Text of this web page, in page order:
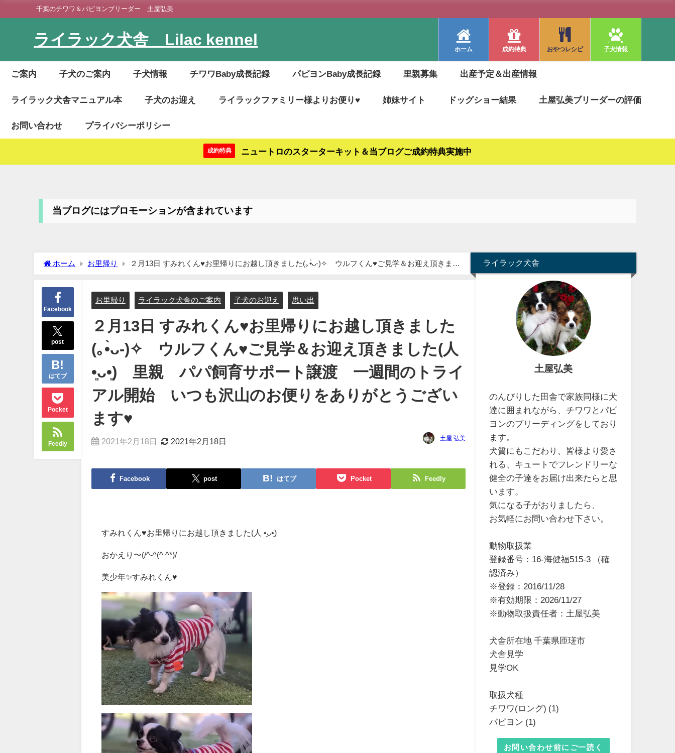
千葉のチワワ＆パピヨンブリーダー 土屋弘美
ライラック犬舎 Lilac kennel
ホーム 成約特典 おやつレシピ 子犬情報
ご案内 子犬のご案内 子犬情報 チワワBaby成長記録 パピヨンBaby成長記録 里親募集 出産予定＆出産情報
ライラック犬舎マニュアル本 子犬のお迎え ライラックファミリー様よりお便り♥ 姉妹サイト ドッグショー結果 土屋弘美ブリーダーの評価
お問い合わせ プライバシーポリシー
成約特典 ニュートロのスターターキット＆当ブログご成約特典実施中
当ブログにはプロモーションが含まれています
ホーム お里帰り
２月13日 すみれくん♥お里帰りにお越し頂きました(｡•̀ᴗ-)✧ ウルフくん♥ご見学＆お迎え頂きまし
た(人 •͈ᴗ•͈) 里親 パパ飼育サポート譲渡 一週間のトライアル開始 いつも沢山のお便りをありがとうございます♥
Facebook
post
はてブ
Pocket
Feedly
お里帰り ライラック犬舎のご案内 子犬のお迎え 思い出
２月13日 すみれくん♥お里帰りにお越し頂きました
(｡•̀ᴗ-)✧ ウルフくん♥ご見学＆お迎え頂きました(人
•͈ᴗ•͈) 里親 パパ飼育サポート譲渡 一週間のトライ
アル開始 いつも沢山のお便りをありがとうござい
ます♥
2021年2月18日 2021年2月18日 土屋 弘美
Facebook post はてブ Pocket Feedly
すみれくん♥お里帰りにお越し頂きました(人 •͈ᴗ•͈)
おかえり〜(/^-^(^ ^*)/
美少年✨すみれくん♥
ライラック犬舎
土屋弘美
のんびりした田舎で家族同様に犬
達に囲まれながら、チワワとパピ
ヨンのブリーディングをしており
ます。
犬質にもこだわり、皆様より愛さ
れる、キュートでフレンドリーな
健全の子達をお届け出来たらと思
います。
気になる子がおりましたら、
お気軽にお問い合わせ下さい。
動物取扱業
登録番号：16-海健福515-3 （確
認済み）
※登録：2016/11/28
※有効期限：2026/11/27
※動物取扱責任者：土屋弘美
犬舎所在地 千葉県匝瑳市
犬舎見学
見学OK
取扱犬種
チワワ(ロング) (1)
パピヨン (1)
お問い合わせ前にご一読く